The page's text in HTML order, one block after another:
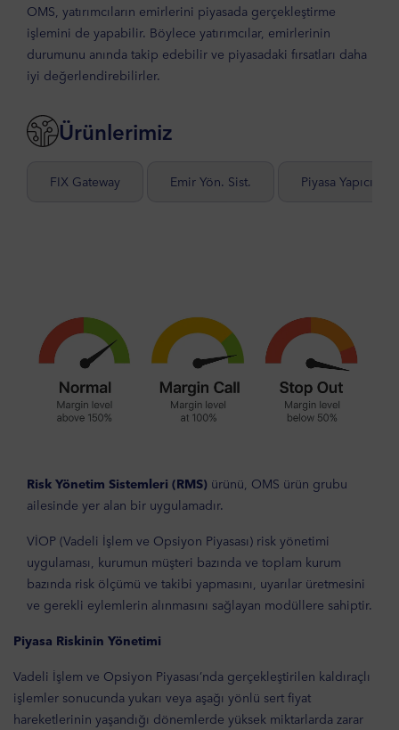
OMS, yatırımcıların emirlerini piyasada gerçekleştirme
işlemini de yapabilir. Böylece yatırımcılar, emirlerinin
durumunu anında takip edebilir ve piyasadaki fırsatları daha
iyi değerlendirebilirler.
Ürünlerimiz
FIX Gateway Emir Yön. Sist. Piyasa Yapıcılığı
Risk Yönetim Sistemleri (RMS) ürünü, OMS ürün grubu
ailesinde yer alan bir uygulamadır.
VİOP (Vadeli İşlem ve Opsiyon Piyasası) risk yönetimi
uygulaması, kurumun müşteri bazında ve toplam kurum
bazında risk ölçümü ve takibi yapmasını, uyarılar üretmesini
ve gerekli eylemlerin alınmasını sağlayan modüllere sahiptir.
Piyasa Riskinin Yönetimi
Vadeli İşlem ve Opsiyon Piyasası’nda gerçekleştirilen kaldıraçlı
işlemler sonucunda yukarı veya aşağı yönlü sert fiyat
hareketlerinin yaşandığı dönemlerde yüksek miktarlarda zarar